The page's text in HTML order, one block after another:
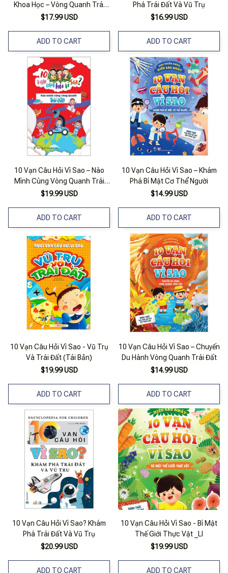
Khoa Học – Vòng Quanh Trái
Đất
$17.99 USD
ADD TO CART
Phá Trái Đất Và Vũ Trụ
$16.99 USD
ADD TO CART
10 Vạn Câu Hỏi Vì Sao – Nào
Mình Cùng Vòng Quanh Trái
Đất
$19.99 USD
ADD TO CART
10 Vạn Câu Hỏi Vì Sao – Khám
Phá Bí Mật Cơ Thể Người
$14.99 USD
ADD TO CART
10 Vạn Câu Hỏi Vì Sao - Vũ Trụ
Và Trái Đất (Tái Bản)
$19.99 USD
ADD TO CART
10 Vạn Câu Hỏi Vì Sao – Chuyến
Du Hành Vòng Quanh Trái Đất
$14.99 USD
ADD TO CART
10 Vạn Câu Hỏi Vì Sao? Khám
Phá Trái Đất Và Vũ Trụ
$20.99 USD
ADD TO CART
10 Vạn Câu Hỏi Vì Sao - Bí Mật
Thế Giới Thực Vật _Ll
$19.99 USD
ADD TO CART